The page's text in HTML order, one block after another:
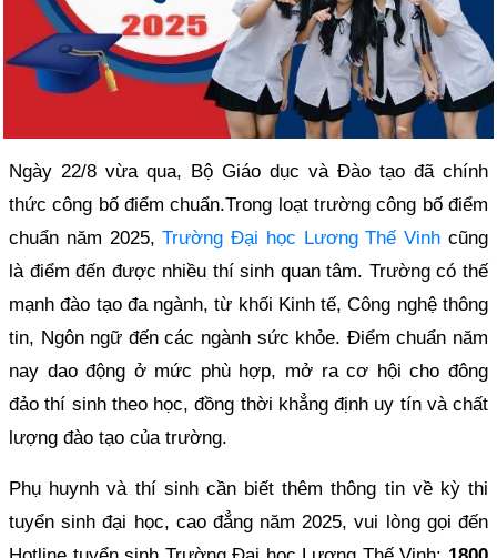
Ngày 22/8 vừa qua, Bộ Giáo dục và Đào tạo đã chính
thức công bố điểm chuẩn.Trong loạt trường công bố điểm
chuẩn năm 2025,Trường Đại học Lương Thế Vinh cũng
là điểm đến được nhiều thí sinh quan tâm. Trường có thế
mạnh đào tạo đa ngành, từ khối Kinh tế, Công nghệ thông
tin, Ngôn ngữ đến các ngành sức khỏe. Điểm chuẩn năm
nay dao động ở mức phù hợp, mở ra cơ hội cho đông
đảo thí sinh theo học, đồng thời khẳng định uy tín và chất
lượng đào tạo của trường.
Phụ huynh và thí sinh cần biết thêm thông tin về kỳ thi
tuyển sinh đại học, cao đẳng năm 2025, vui lòng gọi đến